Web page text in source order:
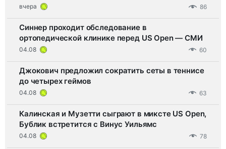
вчера 86
Синнер проходит обследование в
ортопедической клинике перед US Open — СМИ
04.08 60
Джокович предложил сократить сеты в теннисе
до четырех геймов
04.08 63
Калинская и Музетти сыграют в миксте US Open,
Бублик встретится с Винус Уильямс
04.08 78